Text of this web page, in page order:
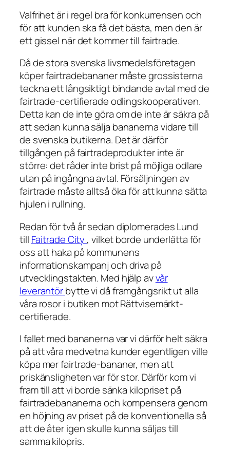
Valfrihet är i regel bra för konkurrensen och
för att kunden ska få det bästa, men den är
ett gissel när det kommer till fairtrade.
Då de stora svenska livsmedelsföretagen
köper fairtradebananer måste grossisterna
teckna ett långsiktigt bindande avtal med de
fairtrade-certifierade odlingskooperativen.
Detta kan de inte göra om de inte är säkra på
att sedan kunna sälja bananerna vidare till
de svenska butikerna. Det är därför
tillgången på fairtradeprodukter inte är
större: det råder inte brist på möjliga odlare
utan på ingångna avtal. Försäljningen av
fairtrade måste alltså öka för att kunna sätta
hjulen i rullning.
Redan för två år sedan diplomerades Lund
till Faitrade City , vilket borde underlätta för
oss att haka på kommunens
informationskampanj och driva på
utvecklingstakten. Med hjälp avvår
leverantörbytte vi då framgångsrikt ut alla
våra rosor i butiken mot Rättvisemärkt-
certifierade.
I fallet med bananerna var vi därför helt säkra
på att våra medvetna kunder egentligen ville
köpa mer fairtrade-bananer, men att
priskänsligheten var för stor. Därför kom vi
fram till att vi borde sänka kilopriset på
fairtradebananerna och kompensera genom
en höjning av priset på de konventionella så
att de åter igen skulle kunna säljas till
samma kilopris.